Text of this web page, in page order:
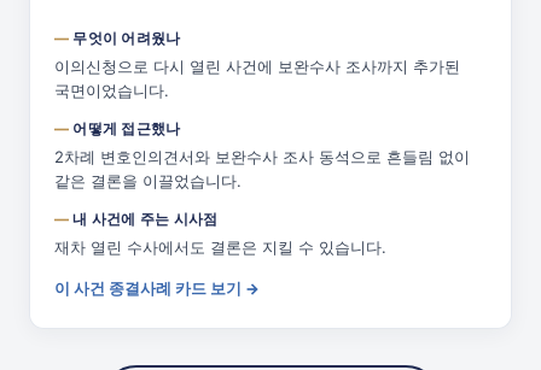
무엇이 어려웠나
이의신청으로 다시 열린 사건에 보완수사 조사까지 추가된
국면이었습니다.
어떻게 접근했나
2차례 변호인의견서와 보완수사 조사 동석으로 흔들림 없이
같은 결론을 이끌었습니다.
내 사건에 주는 시사점
재차 열린 수사에서도 결론은 지킬 수 있습니다.
이 사건 종결사례 카드 보기 →